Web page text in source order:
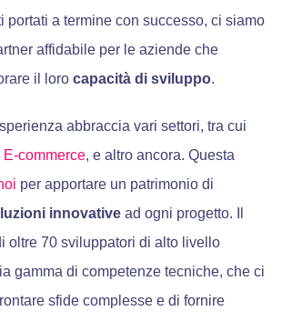
portati a termine con successo, ci siamo
affidabile per le aziende che
il loro capacità di sviluppo.
abbraccia vari settori, tra cui
E-commerce, e altro ancora. Questa
per apportare un patrimonio di
innovative ad ogni progetto. Il
oltre 70 sviluppatori di alto livello
gamma di competenze tecniche, che ci
sfide complesse e di fornire